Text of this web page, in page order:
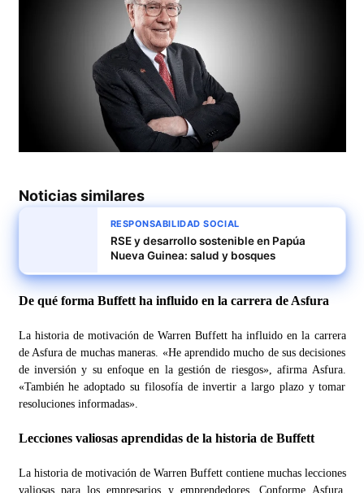
Noticias similares
RESPONSABILIDAD SOCIAL
RSE y desarrollo sostenible en Papúa
Nueva Guinea: salud y bosques
De qué forma Buffett ha influido en la carrera de Asfura
La historia de motivación de Warren Buffett ha influido en la carrera
de Asfura de muchas maneras. «He aprendido mucho de sus decisiones
de inversión y su enfoque en la gestión de riesgos», afirma Asfura.
«También he adoptado su filosofía de invertir a largo plazo y tomar
resoluciones informadas».
Lecciones valiosas aprendidas de la historia de Buffett
La historia de motivación de Warren Buffett contiene muchas lecciones
valiosas para los empresarios y emprendedores. Conforme Asfura,